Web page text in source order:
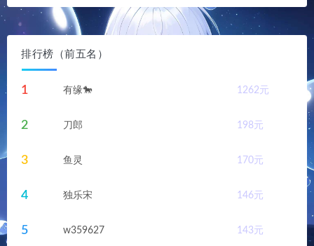
排行榜（前五名）
1 有缘🐎 1262元
2 刀郎 198元
3 鱼灵 170元
4 独乐宋 146元
5 w359627 143元